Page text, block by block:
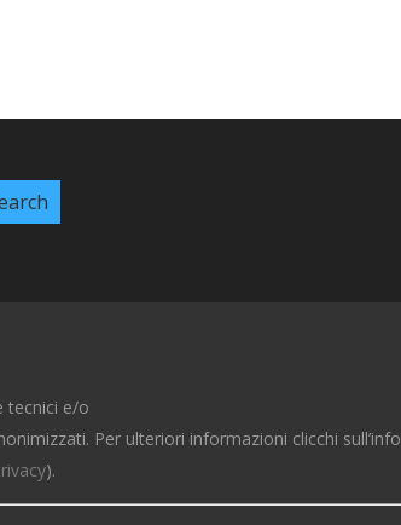
tecnici e/o
Per ulteriori informazioni clicchi
).